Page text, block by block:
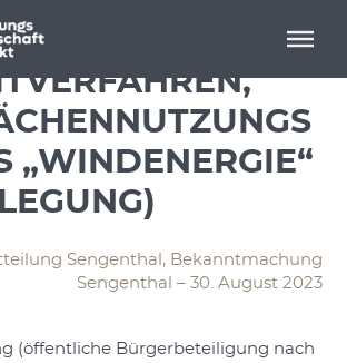
–
„WINDENERGIE“
Sengenthal, Bekanntmachung
Sengenthal – 30. August 2023
(öffentliche Bürgerbeteiligung nach